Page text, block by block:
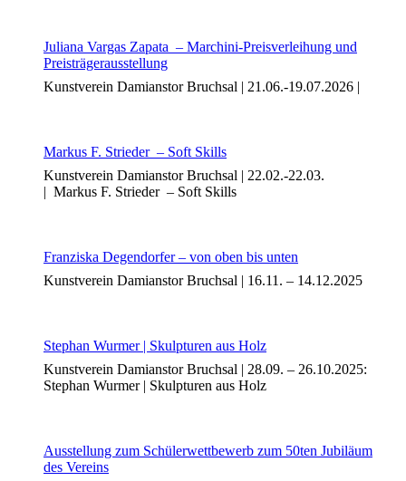
Buchbesprechungen von Harald Schwiers
Marc Peschke – Out of The Länd
Buchtipps von Uli Rothfuss
Hausbesuche
Kunsttheorie: Kunstführer und Flugschwein
Kunst geht weiter.
Juliana Vargas Zapata – Marchini-Preisverleihung und
Preisträgerausstellung
Kunstverein Damianstor Bruchsal | 21.06.-19.07.2026 |
Markus F. Strieder – Soft Skills
Kunstverein Damianstor Bruchsal | 22.02.-22.03.
| Markus F. Strieder – Soft Skills
Franziska Degendorfer – von oben bis unten
Kunstverein Damianstor Bruchsal | 16.11. – 14.12.2025
Stephan Wurmer | Skulpturen aus Holz
Kunstverein Damianstor Bruchsal | 28.09. – 26.10.2025:
Stephan Wurmer | Skulpturen aus Holz
Ausstellung zum Schülerwettbewerb zum 50ten Jubiläum
des Vereins